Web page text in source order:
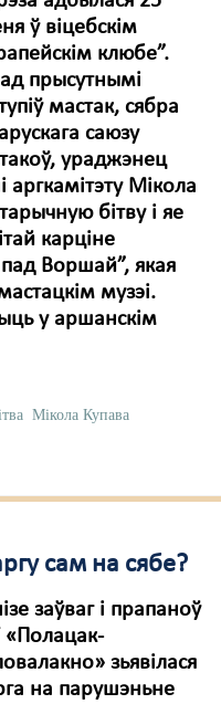
ў віцебскім
клюбе”.
прысутнымі
мастак, сябра
саюзу
ураджэнец
Мікола
бітву і яе
карціне
Воршай”, якая
музэі.
у аршанскім
Мікола Купава
сам на сябе?
заўваг і прапаноў
зьявілася
на парушэньне